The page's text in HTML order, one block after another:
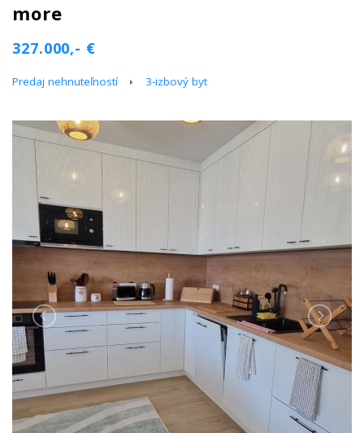
more
327.000,- €
Predaj nehnuteľností 3-izbový byt